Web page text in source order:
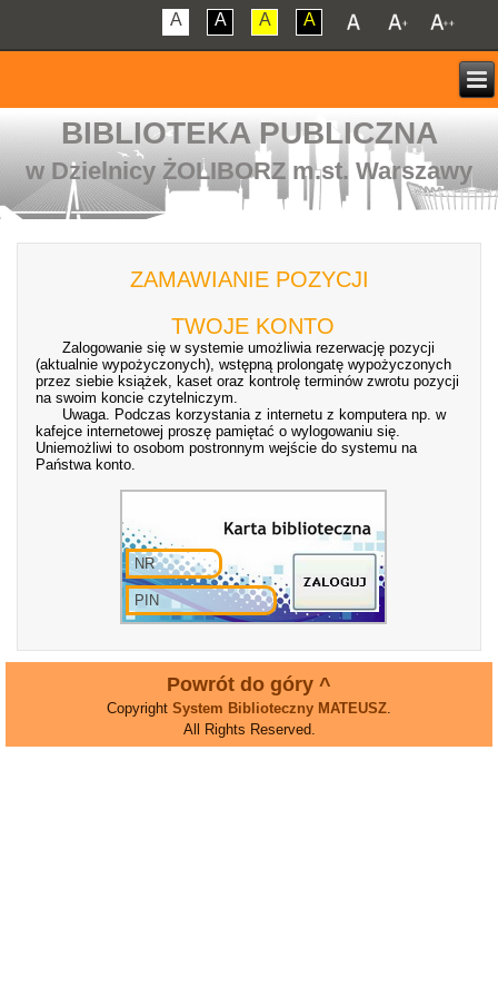
A A A A
BIBLIOTEKA PUBLICZNA
w Dzielnicy ŻOLIBORZ m.st. Warszawy
ZAMAWIANIE POZYCJI
TWOJE KONTO
Zalogowanie się w systemie umożliwia rezerwację pozycji
(aktualnie wypożyczonych), wstępną prolongatę wypożyczonych
przez siebie książek, kaset oraz kontrolę terminów zwrotu pozycji
na swoim koncie czytelniczym.
Uwaga. Podczas korzystania z internetu z komputera np. w
kafejce internetowej proszę pamiętać o wylogowaniu się.
Uniemożliwi to osobom postronnym wejście do systemu na
Państwa konto.
Powrót do góry ^
Copyright System Biblioteczny MATEUSZ
All Rights Reserved.